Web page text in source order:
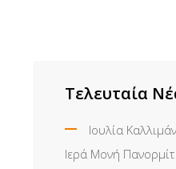
Τελευταία
Ιουλία
Ιερά Μονή